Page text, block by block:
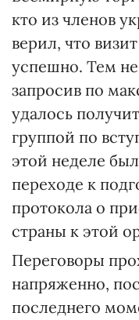
кто из членов
верил, что
успешно. Тем
запросив по
удалось
группой по
этой неделе
переходе к
протокола о
страны к этой
Переговоры
напряженно,
последнего